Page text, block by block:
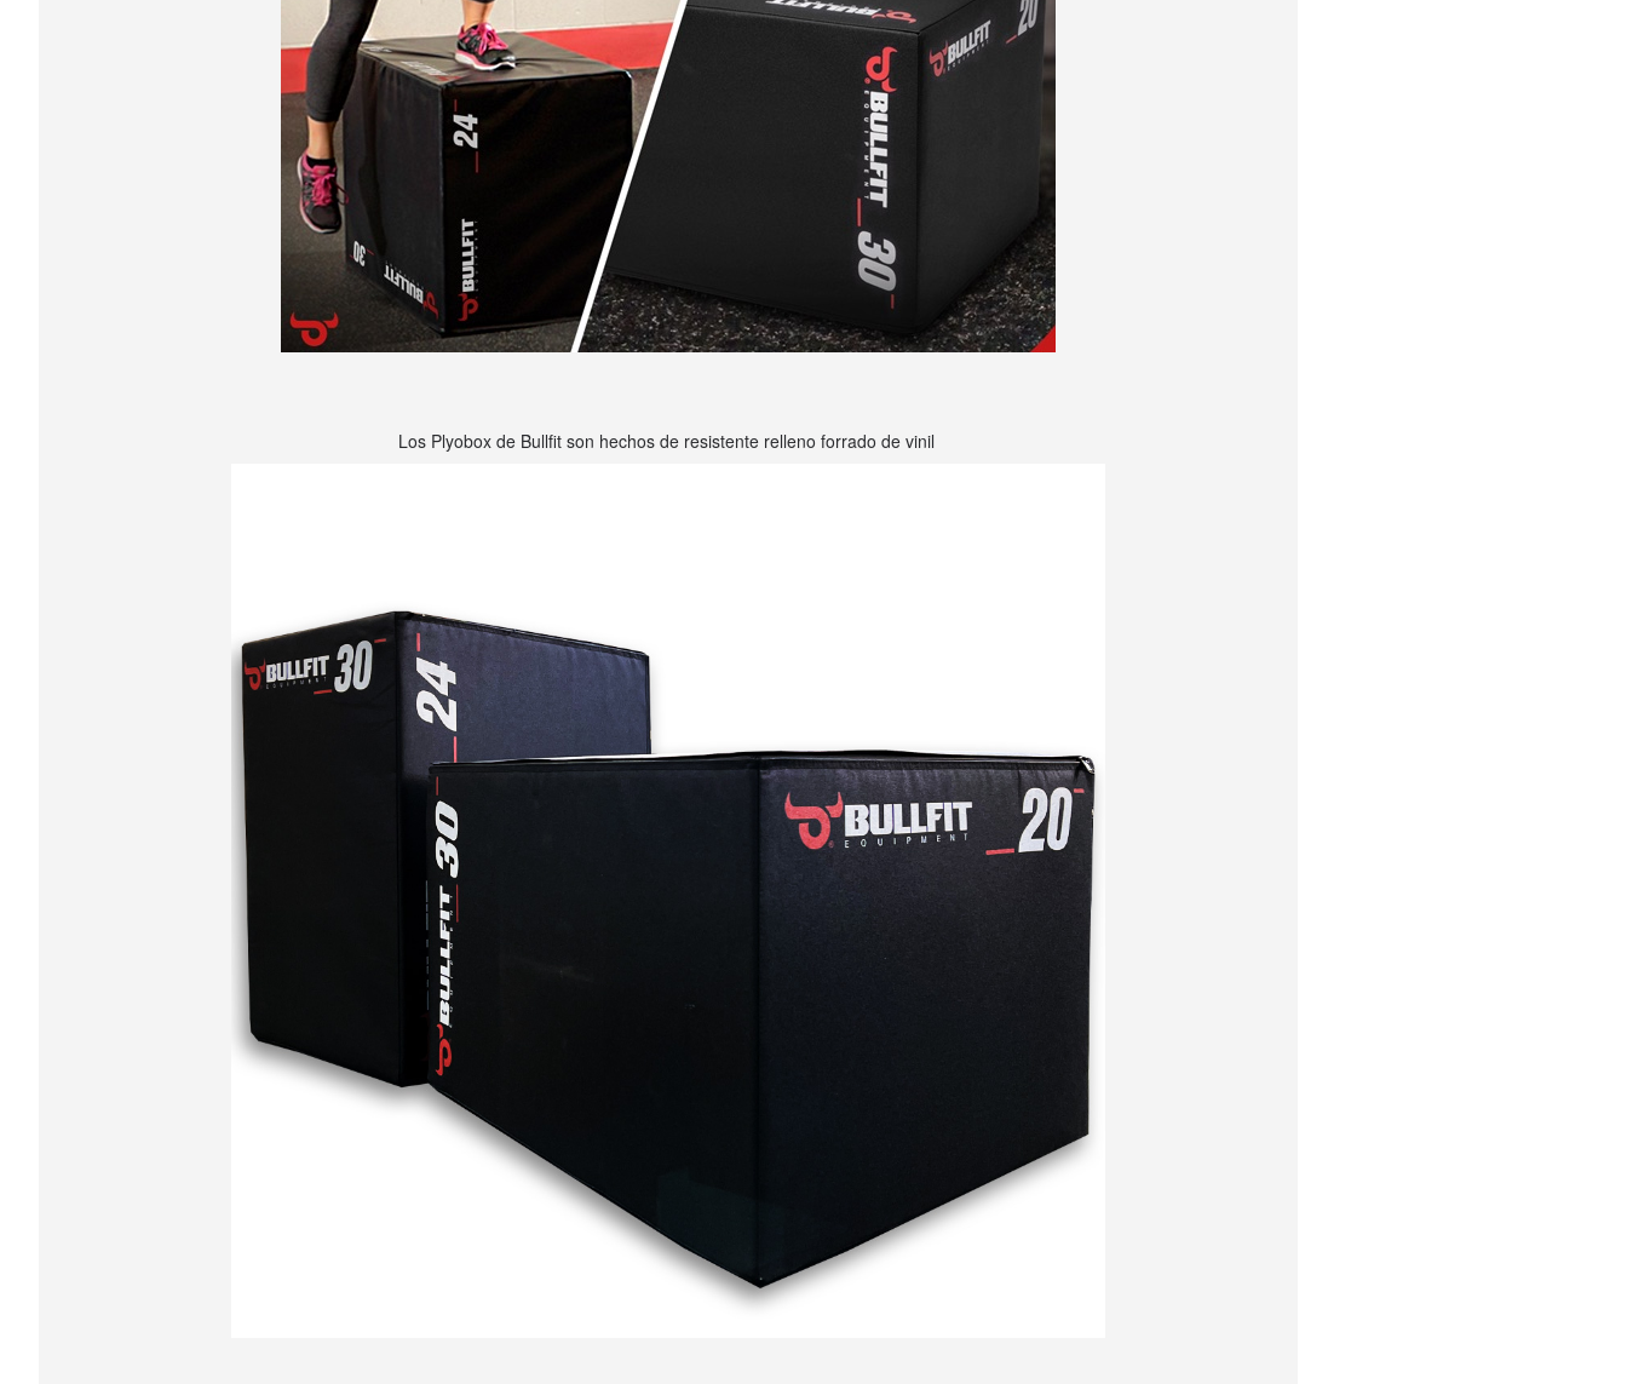
Los Plyobox de Bullfit son hechos de resistente relleno forrado de vinil